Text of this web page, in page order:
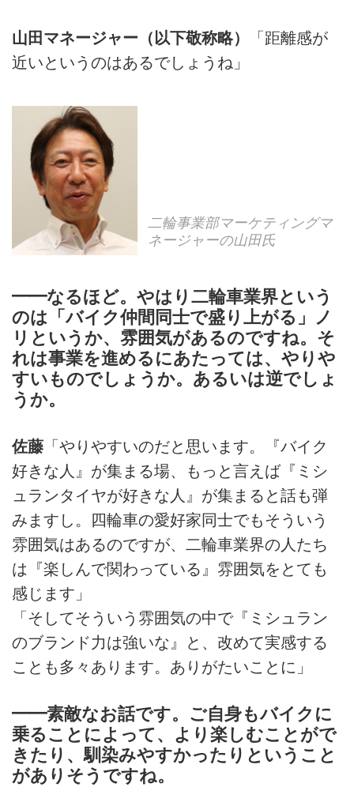
山田マネージャー（以下敬称略）
「距離感が
近いというのはあるでしょうね」
二輪事業部マーケティングマ
ネージャーの山田氏
━━なるほど。やはり二輪車業界という
のは「バイク仲間同士で盛り上がる」ノ
リというか、雰囲気があるのですね。そ
れは事業を進めるにあたっては、やりや
すいものでしょうか。あるいは逆でしょ
うか。
佐藤 「やりやすいのだと思います。『バイク
好きな人』が集まる場、もっと言えば『ミシ
ュランタイヤが好きな人』が集まると話も弾
みますし。四輪車の愛好家同士でもそういう
雰囲気はあるのですが、二輪車業界の人たち
は『楽しんで関わっている』雰囲気をとても
感じます」
「そしてそういう雰囲気の中で『ミシュラン
のブランド力は強いな』と、改めて実感する
ことも多々あります。ありがたいことに」
━━素敵なお話です。ご自身もバイクに
乗ることによって、より楽しむことがで
きたり、馴染みやすかったりということ
がありそうですね。